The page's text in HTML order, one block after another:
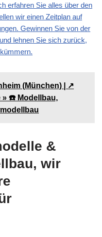
erfahren Sie alles über den
wir einen Zeitplan auf
Gewinnen Sie von der
lehnen Sie sich zurück,
(München) | ↗️
» ☎️ Modellbau,
&
wir